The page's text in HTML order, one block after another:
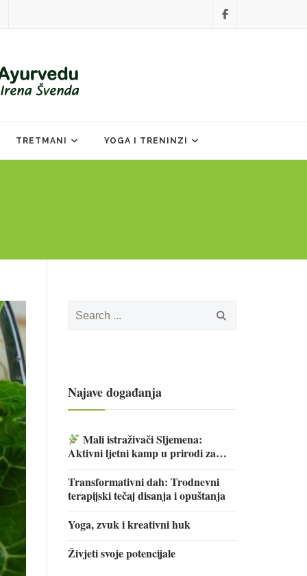
TRETMANI YOGA I TRENINZI
for:
Najave događanja
Mali istraživači Sljemena:
Aktivni ljetni kamp u prirodi za
Transformativni dah: Trodnevni
terapijski tečaj disanja i opuštanja
Yoga, zvuk i kreativni huk
Živjeti svoje potencijale